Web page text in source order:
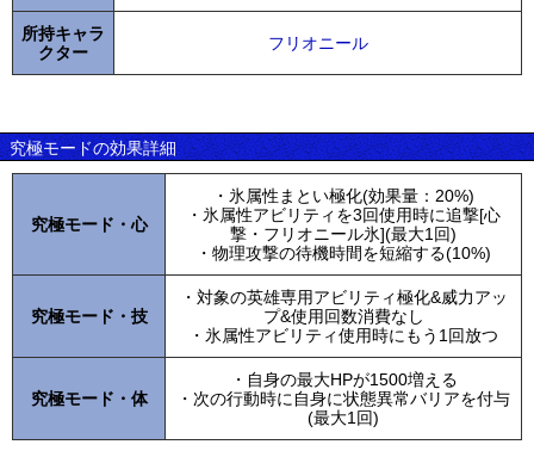
所持キャラ
クター
フリオニール
究極モードの効果詳細
究極モード・心
・氷属性まとい極化(効果量：20%)
・氷属性アビリティを3回使用時に追撃[心
撃・フリオニール氷](最大1回)
・物理攻撃の待機時間を短縮する(10%)
究極モード・技
・対象の英雄専用アビリティ極化&威力アッ
プ&使用回数消費なし
・氷属性アビリティ使用時にもう1回放つ
究極モード・体
・自身の最大HPが1500増える
・次の行動時に自身に状態異常バリアを付与
(最大1回)